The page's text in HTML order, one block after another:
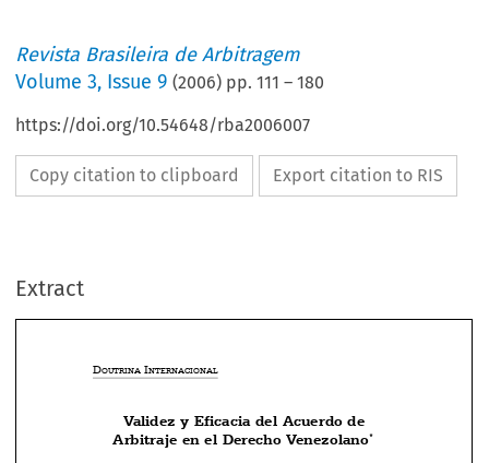
Revista Brasileira de Arbitragem
Volume3, Issue 9 (2006) pp.111 –180
https://doi.org/10.54648/rba2006007
Copy citation to clipboard Export citation to RIS
Extract
   


Validez y Eficacia del Acuerdo de